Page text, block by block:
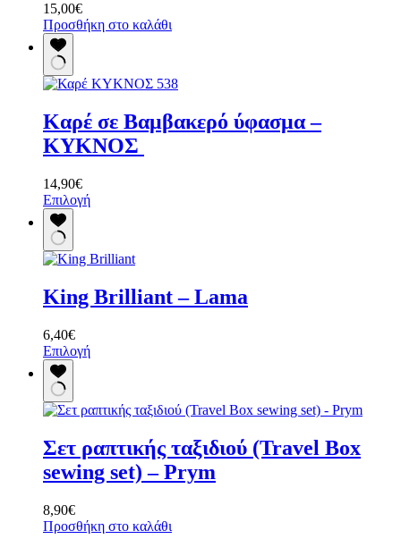
15,00€
Προσθήκη στο καλάθι
Καρέ σε Βαμβακερό ύφασμα –
ΚΥΚΝΟΣ
14,90€
ΕπιλογήΑυτό
πολλαπλές
Οι
επιλογές
επιλεγούν
του
King Brilliant – Lama
6,40€
ΕπιλογήΑυτό
πολλαπλές
Οι
επιλογές
μπορούν
στη
Σετ ραπτικής ταξιδιού (Travel Box
sewing set) – Prym
8,90€
Προσθήκη στο καλάθι